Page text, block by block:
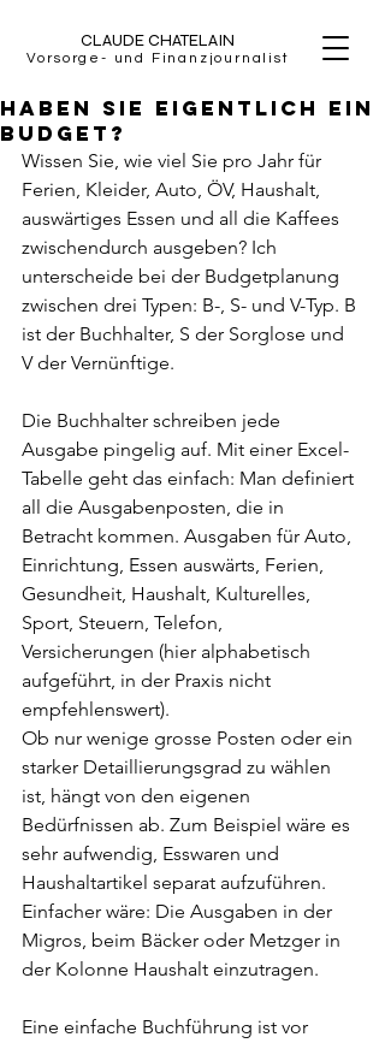
CLAUDE CHATELAIN
Vorsorge- und Finanzjournalist
Haben Sie eigentlich ein
Budget?
Wissen Sie, wie viel Sie pro Jahr für
Ferien, Kleider, Auto, ÖV, Haushalt,
auswärtiges Essen und all die Kaffees
zwischendurch ausgeben? Ich
unterscheide bei der Budgetplanung
zwischen drei Typen: B-, S- und V-Typ. B
ist der Buchhalter, S der Sorglose und
V der Vernünftige.
Die Buchhalter schreiben jede
Ausgabe pingelig auf. Mit einer Excel-
Tabelle geht das einfach: Man definiert
all die Ausgabenposten, die in
Betracht kommen. Ausgaben für Auto,
Einrichtung, Essen auswärts, Ferien,
Gesundheit, Haushalt, Kulturelles,
Sport, Steuern, Telefon,
Versicherungen (hier alphabetisch
aufgeführt, in der Praxis nicht
empfehlenswert).
Ob nur wenige grosse Posten oder ein
starker Detaillierungsgrad zu wählen
ist, hängt von den eigenen
Bedürfnissen ab. Zum Beispiel wäre es
sehr aufwendig, Esswaren und
Haushaltartikel separat aufzuführen.
Einfacher wäre: Die Ausgaben in der
Migros, beim Bäcker oder Metzger in
der Kolonne Haushalt einzutragen.
Eine einfache Buchführung ist vor